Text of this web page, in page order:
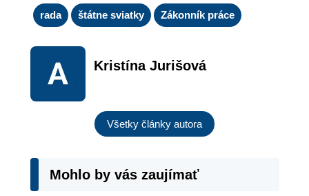
rada štátne sviatky Zákonník práce
Kristína Jurišová
Všetky články autora
Mohlo by vás zaujímať